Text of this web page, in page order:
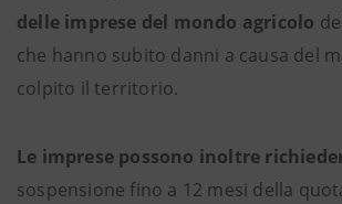
delle imprese del mondo agricolo
che hanno subito danni a causa del
colpito il territorio.
Le imprese possono inoltre
sospensione fino a 12 mesi della